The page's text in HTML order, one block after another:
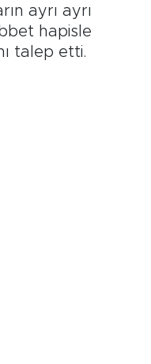
ayrı ayrı
hapisle
talep etti.